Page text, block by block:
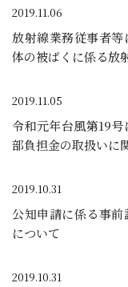
2019.11.06
放射線業務従事者
体の被ばくに係る放
2019.11.05
令和元年台風第19
部負担金の取扱いに
2019.10.31
公知申請に係る事
について
2019.10.31